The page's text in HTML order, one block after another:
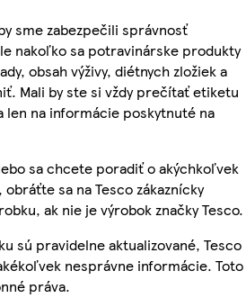
sme zabezpečili správnosť
nakoľko sa potravinárske produkty
obsah výživy, diétnych zložiek a
Mali by ste si vždy prečítať etiketu
len na informácie poskytnuté na
sa chcete poradiť o akýchkoľvek
sa na Tesco zákaznícky
ak nie je výrobok značky Tesco.
sú pravidelne aktualizované, Tesco
nesprávne informácie. Toto
práva.